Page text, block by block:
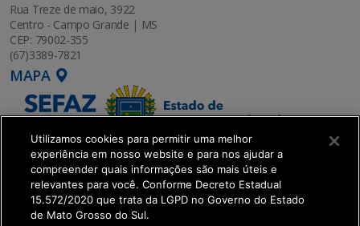
Rua Treze de maio, 3922
Centro - Campo Grande | MS
CEP: 79002-355
(67)3389-7821
MAPA
Utilizamos cookies para permitir uma melhor
experiência em nosso website e para nos ajudar a
compreender quais informações são mais úteis e
relevantes para você. Conforme Decreto Estadual
15.572/2020 que trata da LGPD no Governo do Estado
de Mato Grosso do Sul.